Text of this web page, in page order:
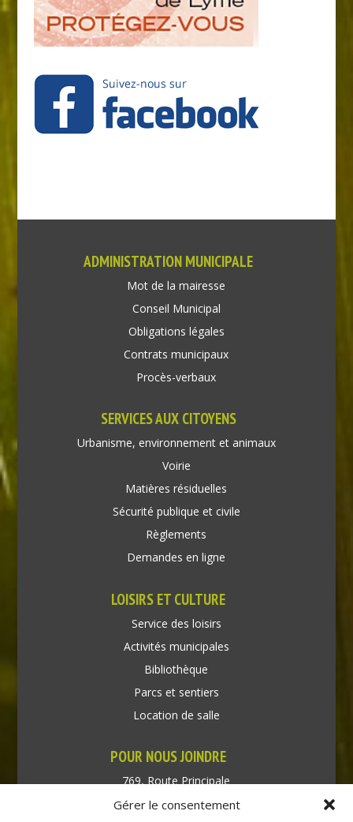
Gérer le consentement
ADMINISTRATION MUNICIPALE
Mot de la mairesse
Conseil Municipal
Obligations légales
Contrats municipaux
Procès-verbaux
SERVICES AUX CITOYENS
Urbanisme, environnement et animaux
Voirie
Matières résiduelles
Sécurité publique et civile
Règlements
Demandes en ligne
LOISIRS ET CULTURE
Service des loisirs
Activités municipales
Bibliothèque
Parcs et sentiers
Location de salle
POUR NOUS JOINDRE
769, Route Principale
Très-Saint-Rédempteur